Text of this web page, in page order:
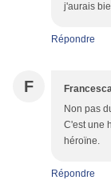
j'aurais
Répondre
F
Non pas
C'est une
héroïne.
Répondre